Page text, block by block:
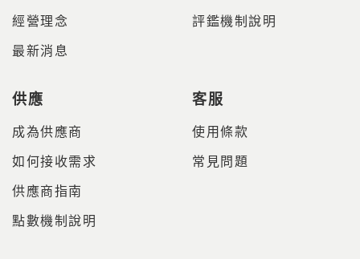
經營理念
最新消息
評鑑機制說明
供應
成為供應商
如何接收需求
供應商指南
點數機制說明
客服
使用條款
常見問題